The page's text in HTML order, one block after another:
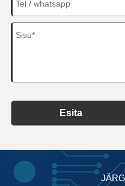
Esita